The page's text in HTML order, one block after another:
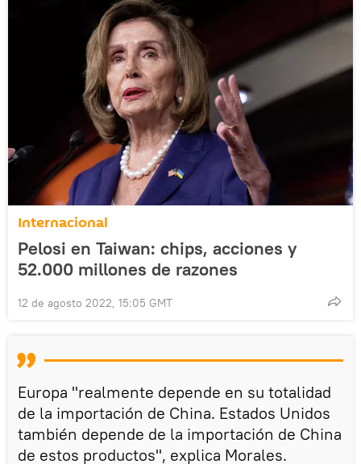
Internacional
Pelosi en Taiwan: chips, acciones y
52.000 millones de razones
12 de agosto 2022, 15:05 GMT
Europa "realmente depende en su totalidad
de la importación de China. Estados Unidos
también depende de la importación de China
de estos productos", explica Morales.